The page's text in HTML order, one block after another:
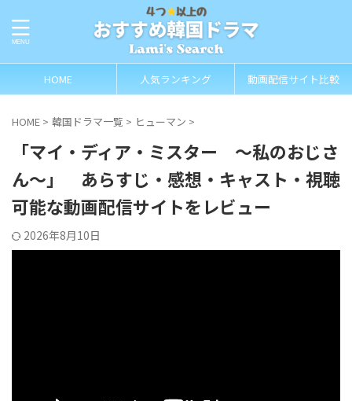
HOME 人気ランキング 動画配信サイト比較
HOME > 韓国ドラマ一覧 > ヒューマン >
「マイ・ディア・ミスター ～私のおじさ
ん～」 あらすじ・感想・キャスト・視聴
可能な動画配信サイトをレビュー
2026年8月10日